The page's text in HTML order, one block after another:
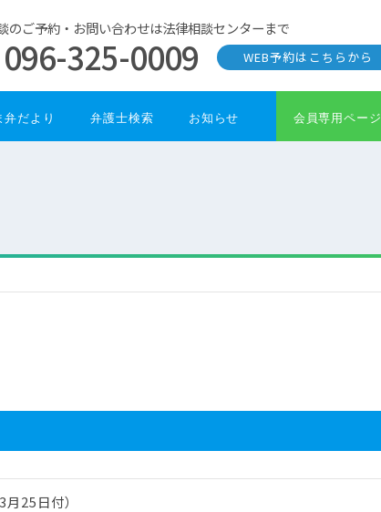
のご予約・お問い合わせは法律相談センターまで
WEB予約はこちらから
096-325-0009
弁だより 弁護士検索 お知らせ 会員専用ページ
25日付）